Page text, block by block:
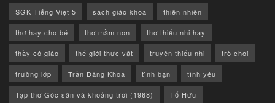
SGK Tiếng Việt 5 sách giáo khoa thiên nhiên
thơ hay cho bé thơ mầm non thơ thiếu nhi hay
thầy cô giáo thế giới thực vật truyện thiếu nhi trò chơi
trường lớp Trần Đăng Khoa tình bạn tình yêu
Tập thơ Góc sân và khoảng trời (1968) Tố Hữu